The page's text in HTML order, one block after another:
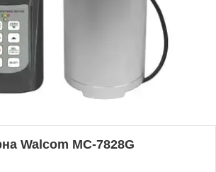
Walcom MC-7828G